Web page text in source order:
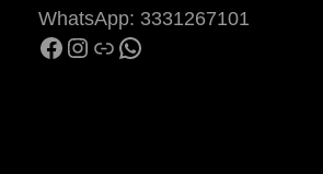
WhatsApp: 3331267101
Facebook
Instagram
Enlace
WhatsApp